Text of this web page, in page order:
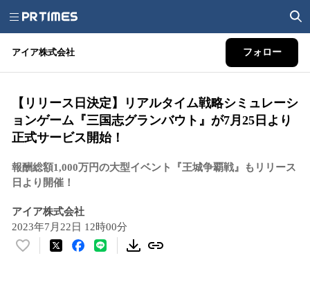
アイア株式会社 フォロー
【リリース日決定】リアルタイム戦略シミュレーシ
ョンゲーム『三国志グランバウト』が7月25日より
正式サービス開始！
報酬総額1,000万円の大型イベント『王城争覇戦』もリリース
日より開催！
アイア株式会社
2023年7月22日 12時00分
い